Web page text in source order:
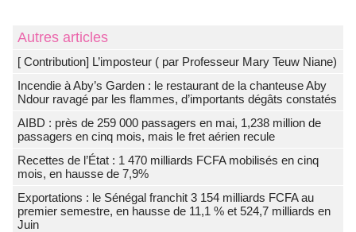
Autres articles
[ Contribution] L’imposteur ( par Professeur Mary Teuw Niane)
Incendie à Aby’s Garden : le restaurant de la chanteuse Aby
Ndour ravagé par les flammes, d’importants dégâts constatés
AIBD : près de 259 000 passagers en mai, 1,238 million de
passagers en cinq mois, mais le fret aérien recule
Recettes de l’État : 1 470 milliards FCFA mobilisés en cinq
mois, en hausse de 7,9%
Exportations : le Sénégal franchit 3 154 milliards FCFA au
premier semestre, en hausse de 11,1 % et 524,7 milliards en
Juin